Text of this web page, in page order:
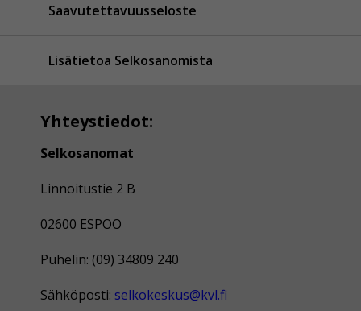
Saavutettavuusseloste
Lisätietoa Selkosanomista
Yhteystiedot:
Selkosanomat
Linnoitustie 2 B
02600 ESPOO
Puhelin: (09) 34809 240
Sähköposti: selkokeskus@kvl.fi